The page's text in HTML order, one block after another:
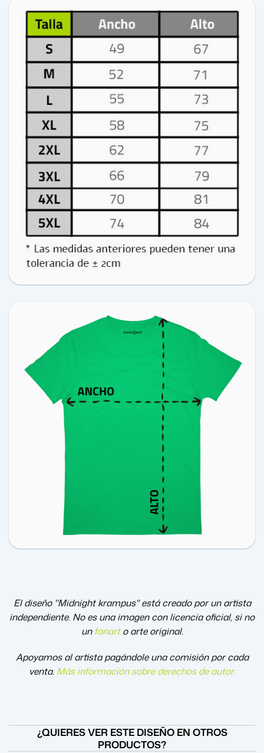
El diseño "Midnight krampus" está creado por un artista
independiente. No es una imagen con licencia oficial, si no
unfanart o arte original.
Apoyamos al artista pagándole una comisión por cada
venta. Más información sobre derechos de autor.
¿QUIERES VER ESTE DISEÑO EN OTROS
PRODUCTOS?